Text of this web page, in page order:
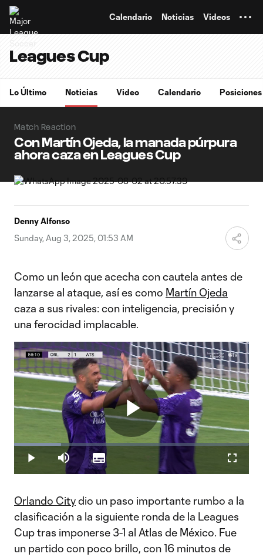
Calendario Noticias Videos
Leagues Cup
Lo Último Noticias Video Calendario Posiciones
Match Reaction
Con Martín Ojeda, la manada púrpura
ahora caza en Leagues Cup
Denny Alfonso
Sunday, Aug 3, 2025, 01:53 AM
Como un león que acecha con cautela antes de
lanzarse al ataque, así es como Martín Ojeda
caza a sus rivales: con inteligencia, precisión y
una ferocidad implacable.
Play
Video
Play Mute
Loaded:
19.91%
Subtitles
Orlando Citydio un paso importante rumbo a la
clasificación a la siguiente ronda de la Leagues
Cup tras imponerse 3-1 al Atlas de México. Fue
un partido con poco brillo, con 16 minutos de